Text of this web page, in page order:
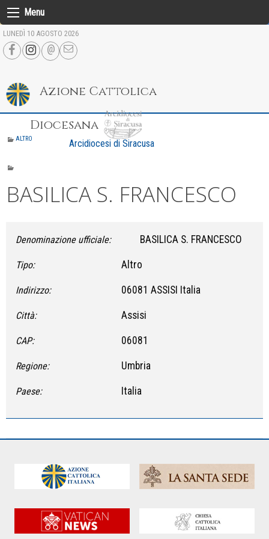
Skip
to
content
Menu
LUNEDÌ 10 AGOSTO 2026
Azione Cattolica
Diocesana
Arcidiocesi di Siracusa
ALTRO
BASILICA S. FRANCESCO
Denominazione ufficiale: BASILICA S. FRANCESCO
Tipo: Altro
Indirizzo: 06081 ASSISI Italia
Città: Assisi
CAP: 06081
Regione: Umbria
Paese: Italia